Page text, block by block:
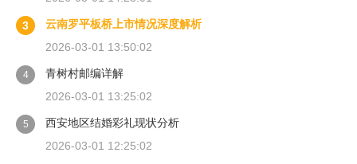
3
云南罗平板桥上市情况深度解析
2026-03-01 13:50:02
4
青树村邮编详解
2026-03-01 13:25:02
5
西安地区结婚彩礼现状分析
2026-03-01 12:25:02